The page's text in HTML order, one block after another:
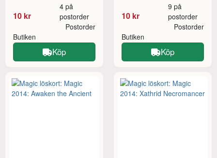
10 kr
4 på
postorder
Butiken
Postorder
Köp
10 kr
9 på
postorder
Butiken
Postorder
Köp